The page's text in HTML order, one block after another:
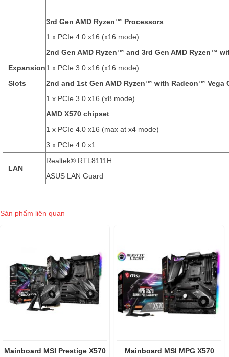
Expansion
Slots
3rd Gen AMD Ryzen™ Processors
1 x PCIe 4.0 x16 (x16 mode)
2nd Gen AMD Ryzen™ and 3rd Gen AMD Ryzen™
1 x PCIe 3.0 x16 (x16 mode)
2nd and 1st Gen AMD Ryzen™ with Radeon™ Vega
1 x PCIe 3.0 x16 (x8 mode)
AMD X570 chipset
1 x PCIe 4.0 x16 (max at x4 mode)
3 x PCIe 4.0 x1
LAN
Realtek® RTL8111H
ASUS LAN Guard
Sản phẩm liên quan
Mainboard MSI Prestige X570
Mainboard MSI MPG X570